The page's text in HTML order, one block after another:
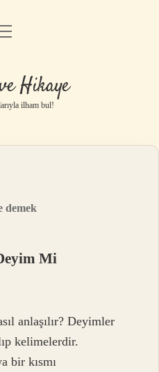
Uyarı
Hikaye
ilham bul!
demek
Mi
anlaşılır? Deyimler
kelimelerdir.
bir kısmı